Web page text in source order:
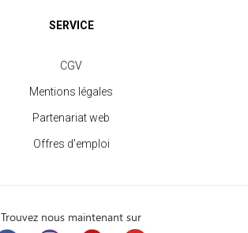
SERVICE
CGV
Mentions légales
Partenariat web
Offres d'emploi
Trouvez nous maintenant sur